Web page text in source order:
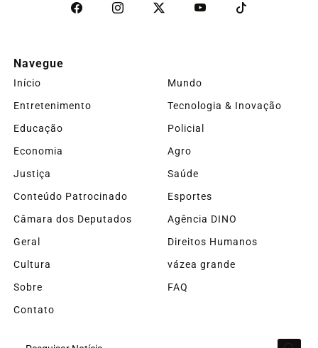
Navegue
Início
Mundo
Entretenimento
Tecnologia & Inovação
Educação
Policial
Economia
Agro
Justiça
Saúde
Conteúdo Patrocinado
Esportes
Câmara dos Deputados
Agência DINO
Geral
Direitos Humanos
Cultura
vázea grande
Sobre
FAQ
Contato